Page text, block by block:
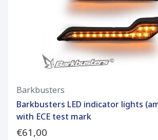
Barkbusters
Barkbusters LED indicator lights
with ECE test mark
€61,00